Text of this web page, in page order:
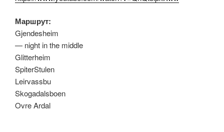
Маршрут:
Gjendesheim
— night in the middle
Glitterheim
SpiterStulen
Leirvassbu
Skogadalsboen
Ovre Ardal